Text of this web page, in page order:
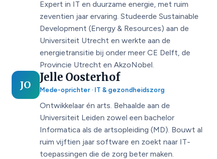
Expert in IT en duurzame energie, met ruim
zeventien jaar ervaring. Studeerde Sustainable
Development (Energy & Resources) aan de
Universiteit Utrecht en werkte aan de
energietransitie bij onder meer CE Delft, de
Provincie Utrecht en AkzoNobel.
JO
Jelle Oosterhof
Mede-oprichter · IT & gezondheidszorg
Ontwikkelaar én arts. Behaalde aan de
Universiteit Leiden zowel een bachelor
Informatica als de artsopleiding (MD). Bouwt al
ruim vijftien jaar software en zoekt naar IT-
toepassingen die de zorg beter maken.